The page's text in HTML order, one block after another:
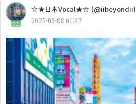
32
☆★日本Vocal★☆ (@iibeyondii)
2025-06-08 01:47